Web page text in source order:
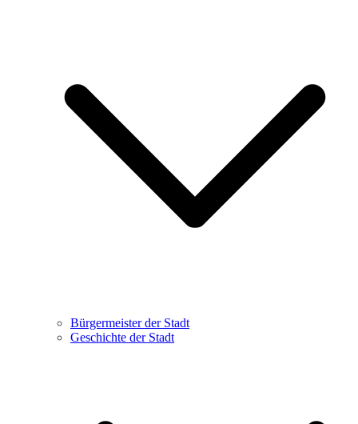
Bürgermeister der Stadt
Geschichte der Stadt